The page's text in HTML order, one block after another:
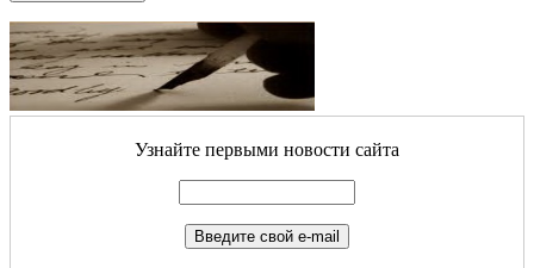
Узнайте первыми новости сайта